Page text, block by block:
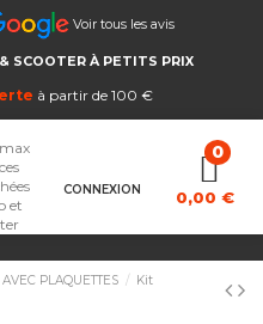
Voir tous les avis
SCOOTER À PETITS PRIX
à partir de 100 €
CONNEXION 0,00 €
PLAQUETTES
Kit